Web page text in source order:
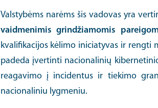
Valstybėms narėms šis vadovas yra
vaidmenimis grindžiamomis
kvalifikacijos kėlimo iniciatyvas ir rengti
padeda įvertinti nacionalinių
reagavimo į incidentus ir tiekimo
nacionaliniu lygmeniu.